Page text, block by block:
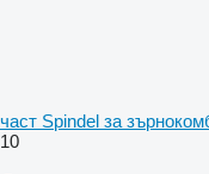
част Spindel за
10